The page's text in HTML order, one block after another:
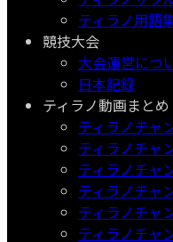
ティラノ用語
競技大会
大会運営につ
日本記録
ティラノ動画まとめ
ティラノチャ
ティラノチャ
ティラノチャ
ティラノチャ
ティラノチャ
ティラノチャ